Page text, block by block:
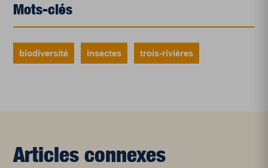
Mots-clés
biodiversité insectes trois-rivières
Articles connexes